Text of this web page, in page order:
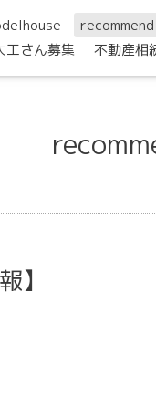
recommend
工さん募集 不動産相
】